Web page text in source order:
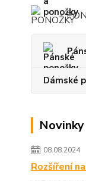
Dámské
Novinky
08.08.2024
Rozšíření